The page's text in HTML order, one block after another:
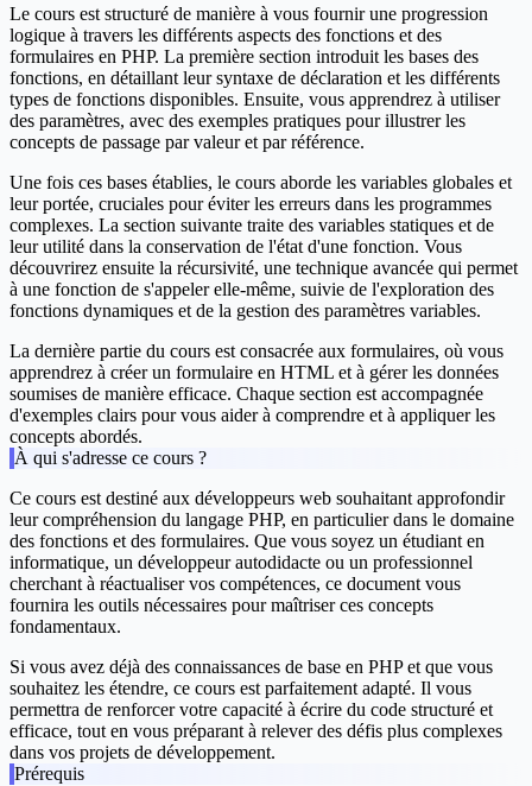
Le cours est structuré de manière à vous fournir une progression
logique à travers les différents aspects des fonctions et des
formulaires en PHP. La première section introduit les bases des
fonctions, en détaillant leur syntaxe de déclaration et les différents
types de fonctions disponibles. Ensuite, vous apprendrez à utiliser
des paramètres, avec des exemples pratiques pour illustrer les
concepts de passage par valeur et par référence.
Une fois ces bases établies, le cours aborde les variables globales et
leur portée, cruciales pour éviter les erreurs dans les programmes
complexes. La section suivante traite des variables statiques et de
leur utilité dans la conservation de l'état d'une fonction. Vous
découvrirez ensuite la récursivité, une technique avancée qui permet
à une fonction de s'appeler elle-même, suivie de l'exploration des
fonctions dynamiques et de la gestion des paramètres variables.
La dernière partie du cours est consacrée aux formulaires, où vous
apprendrez à créer un formulaire en HTML et à gérer les données
soumises de manière efficace. Chaque section est accompagnée
d'exemples clairs pour vous aider à comprendre et à appliquer les
concepts abordés.
À qui s'adresse ce cours ?
Ce cours est destiné aux développeurs web souhaitant approfondir
leur compréhension du langage PHP, en particulier dans le domaine
des fonctions et des formulaires. Que vous soyez un étudiant en
informatique, un développeur autodidacte ou un professionnel
cherchant à réactualiser vos compétences, ce document vous
fournira les outils nécessaires pour maîtriser ces concepts
fondamentaux.
Si vous avez déjà des connaissances de base en PHP et que vous
souhaitez les étendre, ce cours est parfaitement adapté. Il vous
permettra de renforcer votre capacité à écrire du code structuré et
efficace, tout en vous préparant à relever des défis plus complexes
dans vos projets de développement.
Prérequis